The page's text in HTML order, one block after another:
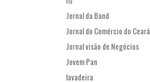
Jornal da Band
Jornal do Comércio do Ceará
Jornal visão de Negócios
Jovem Pan
lavadeira